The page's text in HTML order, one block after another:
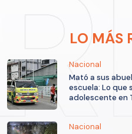
LO MÁS
Nacional
Mató a sus
escuela: Lo que
adolescente en
Nacional